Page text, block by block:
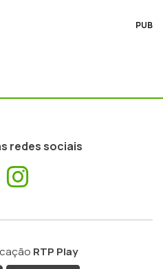
PUB
redes sociais
Facebook
RTP Play